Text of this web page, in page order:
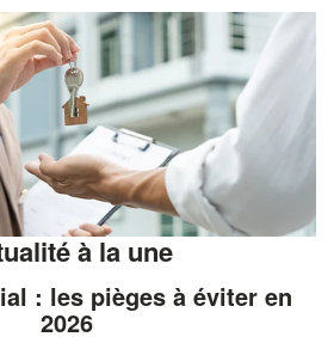
à la une
: les pièges à éviter en
2026